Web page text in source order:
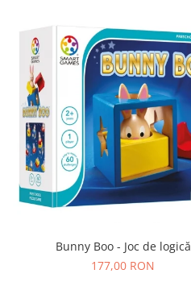
Bunny Boo - Joc de logică
177,00 RON